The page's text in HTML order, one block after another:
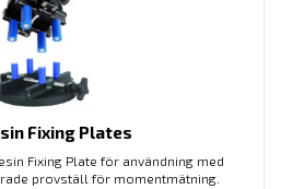
Fixing Plates
Fixing Plate för användning med
provställ för momentmätning.